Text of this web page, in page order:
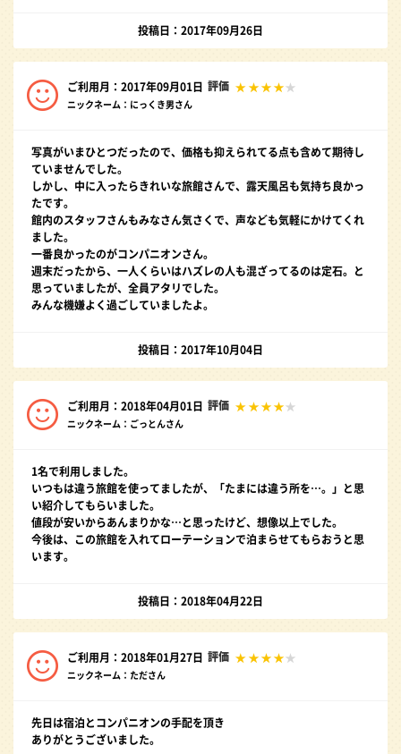
投稿日：2017年09月26日
ご利用月：2017年09月01日 評価
ニックネーム：にっくき男さん
写真がいまひとつだったので、価格も抑えられてる点も含めて期待し
ていませんでした。
しかし、中に入ったらきれいな旅館さんで、露天風呂も気持ち良かっ
たです。
館内のスタッフさんもみなさん気さくで、声なども気軽にかけてくれ
ました。
一番良かったのがコンパニオンさん。
週末だったから、一人くらいはハズレの人も混ざってるのは定石。と
思っていましたが、全員アタリでした。
みんな機嫌よく過ごしていましたよ。
投稿日：2017年10月04日
ご利用月：2018年04月01日 評価
ニックネーム：ごっとんさん
1名で利用しました。
いつもは違う旅館を使ってましたが、「たまには違う所を…。」と思
い紹介してもらいました。
値段が安いからあんまりかな…と思ったけど、想像以上でした。
今後は、この旅館を入れてローテーションで泊まらせてもらおうと思
います。
投稿日：2018年04月22日
ご利用月：2018年01月27日 評価
ニックネーム：たださん
先日は宿泊とコンパニオンの手配を頂き
ありがとうございました。